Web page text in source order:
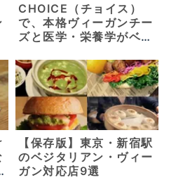
CHOICE（チョイス）
で、本格ヴィーガンチー
ズと医学・栄養学がベー
ン・グルテンフリーメニ
ューを。【京都 東山・
三条】
【保存版】東京・新宿駅
のベジタリアン・ヴィー
ガン対応店9選